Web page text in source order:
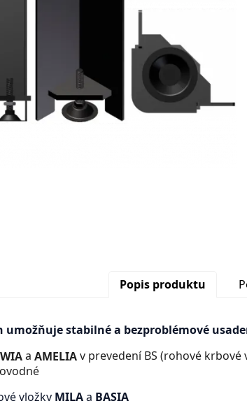
Popis produktu
stabilné a bezproblémové
a AMELIAv prevedení BS (rohové krbové
vložky MILAa BASIA